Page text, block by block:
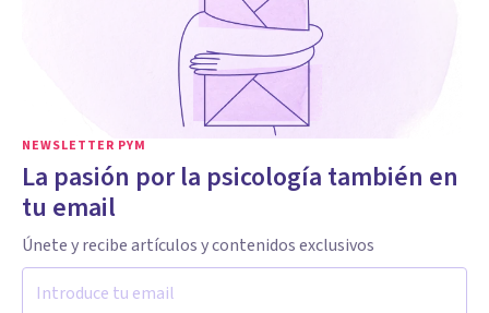
NEWSLETTER PYM
La pasión por la psicología también en
tu email
Únete y recibe artículos y contenidos exclusivos